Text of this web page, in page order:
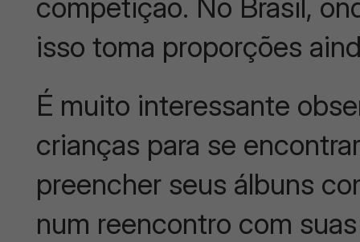
competição. No Brasil,
isso toma proporções
É muito interessante
crianças para se
preencher seus álbuns
num reencontro com suas